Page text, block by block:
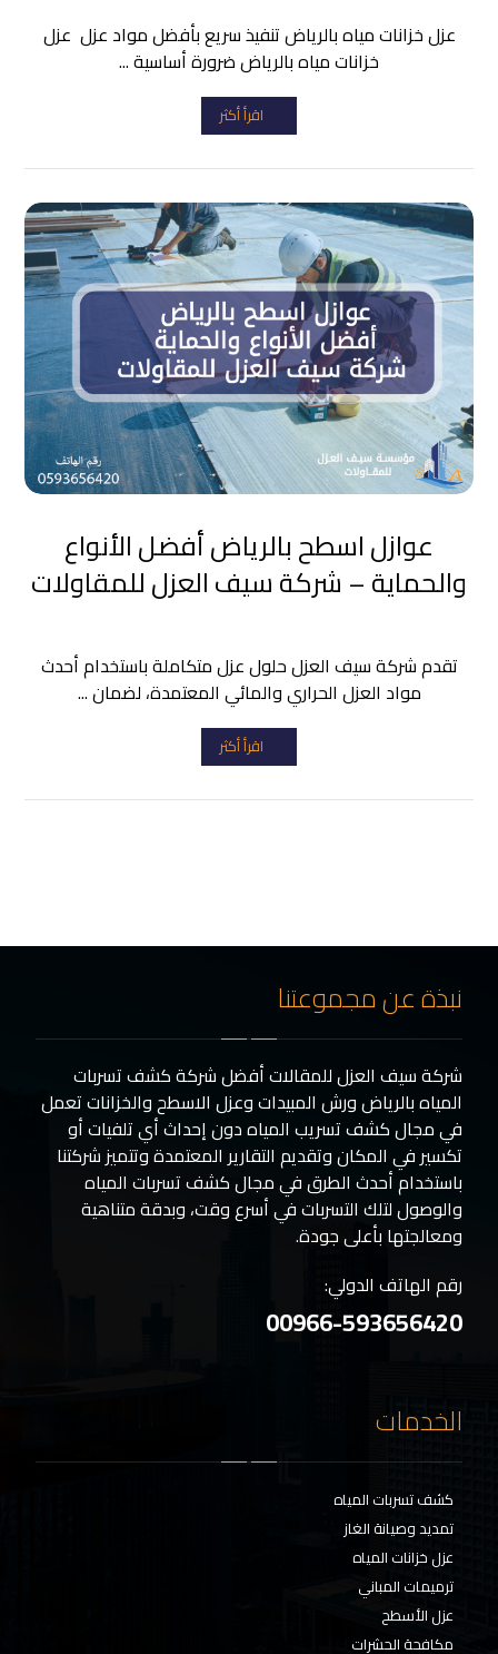
عزل خزانات مياه بالرياض تنفيذ سريع بأفضل مواد عزل عزل
خزانات مياه بالرياض ضرورة أساسية ...
اقرأ أكثر
عوازل اسطح بالرياض أفضل الأنواع
والحماية – شركة سيف العزل للمقاولات
تقدم شركة سيف العزل حلول عزل متكاملة باستخدام أحدث
مواد العزل الحراري والمائي المعتمدة، لضمان ...
اقرأ أكثر
نبذة عن مجموعتنا
شركة سيف العزل للمقالات أفضل شركة كشف تسربات
المياه بالرياض ورش المبيدات وعزل الاسطح والخزانات تعمل
في مجال كشف تسريب المياه دون إحداث أي تلفيات أو
تكسير في المكان وتقديم التقارير المعتمدة وتتميز شركتنا
باستخدام أحدث الطرق في مجال كشف تسربات المياه
والوصول لتلك التسربات في أسرع وقت، وبدقة متناهية
ومعالجتها بأعلى جودة.
رقم الهاتف الدولي:
00966-593656420
الخدمات
كشف تسربات المياه
تمديد وصيانة الغاز
عزل خزانات المياه
ترميمات المباني
عزل الأسطح
مكافحة الحشرات